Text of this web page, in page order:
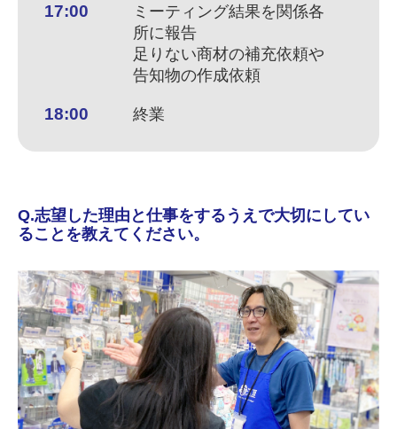
17:00
ミーティング結果を関係各
所に報告
足りない商材の補充依頼や
告知物の作成依頼
18:00 終業
Q.志望した理由と仕事をするうえで大切にしてい
ることを教えてください。